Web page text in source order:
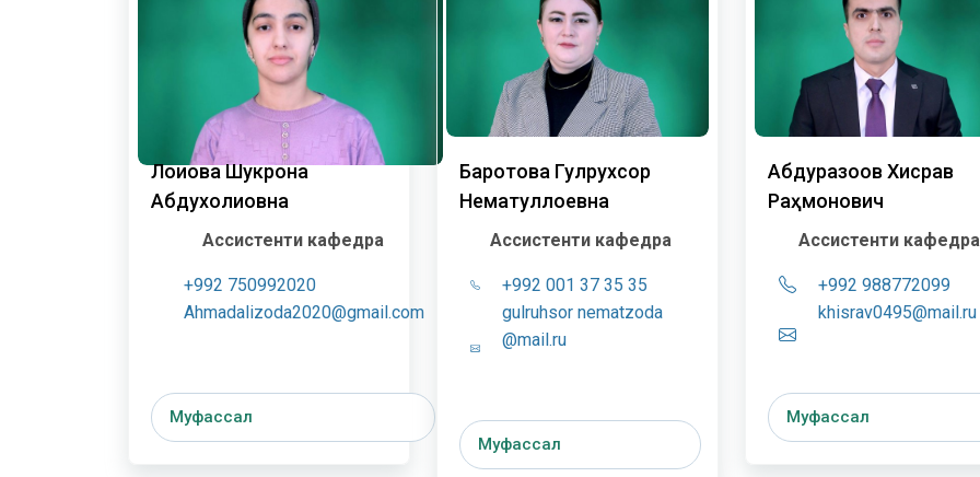
Лоиқова Шукрона
Абдухолиқовна
Ассистенти кафедра
+992 750992020
Ahmadalizoda2020@gmail.com
Муфассал
Баротова Гулрухсор
Нематуллоевна
Ассистенти кафедра
+992 001 37 35 35
gulruhsor nematzoda
@mail.ru
Муфассал
Абдуразоқов Хисрав
Раҳмонович
Ассистенти кафедра
+992 988772099
khisrav0495@mail.ru
Муфассал